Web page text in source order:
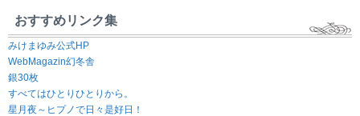
おすすめリンク集
みけまゆみ公式HP
WebMagazin幻冬舎
銀30枚
すべてはひとりひとりから。
星月夜～ヒプノで日々是好日！